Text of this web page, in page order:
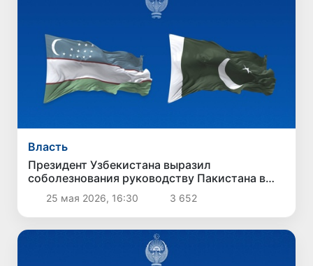
Власть
Президент Узбекистана выразил
соболезнования руководству Пакистана в
связи с терактом в Кветте
25 мая 2026, 16:30 3 652